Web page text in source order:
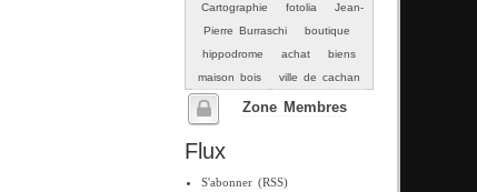
Cartographie
fotolia
Jean-
Pierre Burraschi
boutique
hippodrome
achat
biens
maison bois
ville de cachan
Zone Membres
Flux
S'abonner (RSS)